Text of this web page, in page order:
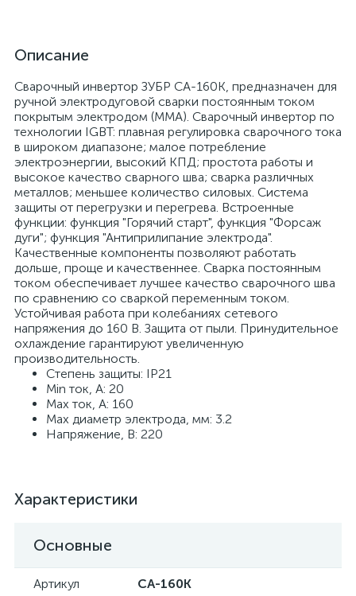
Описание
Сварочный инвертор ЗУБР СА-160К, предназначен для
ручной электродуговой сварки постоянным током
покрытым электродом (ММА). Сварочный инвертор по
технологии IGBT: плавная регулировка сварочного тока
в широком диапазоне; малое потребление
электроэнергии, высокий КПД; простота работы и
высокое качество сварного шва; сварка различных
металлов; меньшее количество силовых. Система
защиты от перегрузки и перегрева. Встроенные
функции: функция "Горячий старт", функция "Форсаж
дуги"; функция "Антиприлипание электрода".
Качественные компоненты позволяют работать
дольше, проще и качественнее. Сварка постоянным
током обеспечивает лучшее качество сварочного шва
по сравнению со сваркой переменным током.
Устойчивая работа при колебаниях сетевого
напряжения до 160 В. Защита от пыли. Принудительное
охлаждение гарантируют увеличенную
производительность.
Степень защиты: IP21
Min ток, А: 20
Мах ток, А: 160
Мах диаметр электрода, мм: 3.2
Напряжение, В: 220
Характеристики
Основные
Артикул
СА-160К